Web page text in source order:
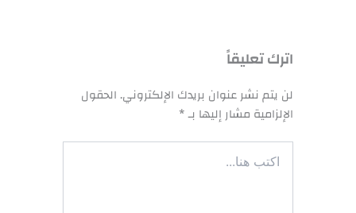
اترك تعليقاً
لن يتم نشر عنوان بريدك الإلكتروني.الحقول
الإلزامية مشار إليها بـ*
اكتب
هنا...